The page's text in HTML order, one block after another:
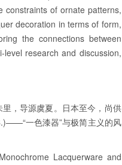
constraints of ornate patterns,
decoration in terms of form,
the connections between
research and discussion,
，导源虞夏。日本至今，尚供
一色漆器”与极简主义的风
Lacquerware and